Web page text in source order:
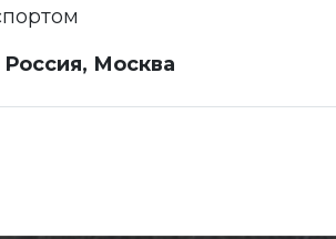
Москва